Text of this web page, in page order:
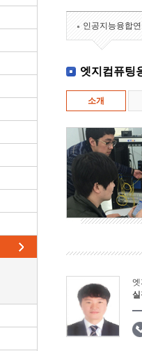
인공지능융합
엣지컴퓨팅
소개